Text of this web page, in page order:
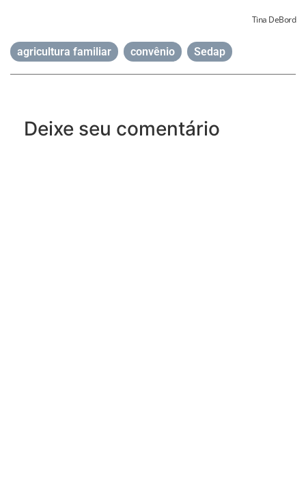
Tina DeBord
agricultura familiar convênio Sedap
Deixe seu comentário